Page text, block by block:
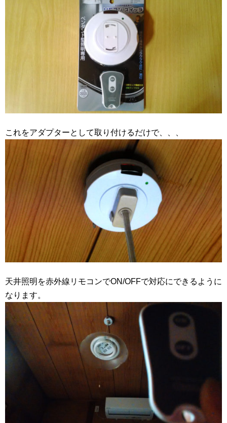
これをアダプターとして取り付けるだけで、、、
天井照明を赤外線リモコンでON/OFFで対応にできるように
なります。